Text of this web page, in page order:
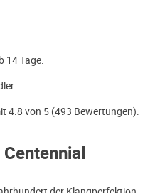
14 Tage.
4.8 von 5 (493 Bewertungen).